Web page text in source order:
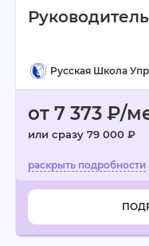
Русская Школа
от 7 373 ₽/
или сразу 79 000 ₽